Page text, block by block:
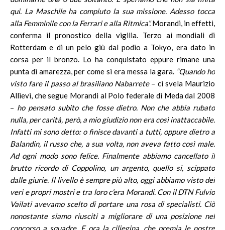
qui. La Maschile ha compiuto la sua missione. Adesso tocca
alla Femminile con la Ferrari e alla Ritmica”.Morandi, in effetti,
conferma il pronostico della vigilia. Terzo ai mondiali di
Rotterdam e di un pelo giù dal podio a Tokyo, era dato in
corsa per il bronzo. Lo ha conquistato eppure rimane una
punta di amarezza, per come si era messa la gara. “Quando ho
visto fare il passo al brasiliano Nabarrete – ci svela Maurizio
Allievi, che segue Morandi al Polo federale di Meda dal 2008
– ho pensato subito che fosse dietro. Non che abbia rubato
nulla, per carità, però, a mio giudizio non era così inattaccabile.
Infatti mi sono detto: o finisce davanti a tutti, oppure dietro a
Balandin, il russo che, a sua volta, non aveva fatto così male.
Ad ogni modo sono felice. Finalmente abbiamo cancellato il
brutto ricordo di Coppolino, un argento, quello si, scippato
dalle giurie. Il livello è sempre più alto, oggi abbiamo visto dei
veri e propri mostri e tra loro c’era Morandi. Con il DTN Fulvio
Vailati avevamo scelto di portare una rosa di specialisti. Ciò
nonostante siamo riusciti a migliorare di una posizione nel
concorso a squadre. E ora la ciliegina, che premia le nostre